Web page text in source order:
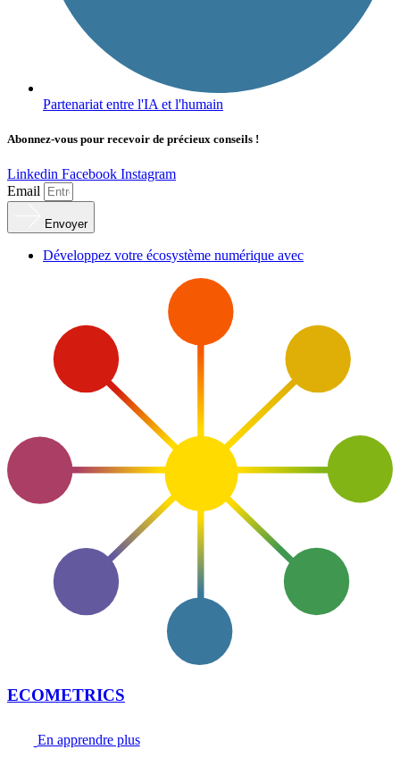
Partenariat entre l'IA et l'humain
Abonnez-vous pour recevoir de précieux conseils !
Linkedin Facebook Instagram
Email
Envoyer
Développez votre écosystème numérique avec
ECOMETRICS
En apprendre plus